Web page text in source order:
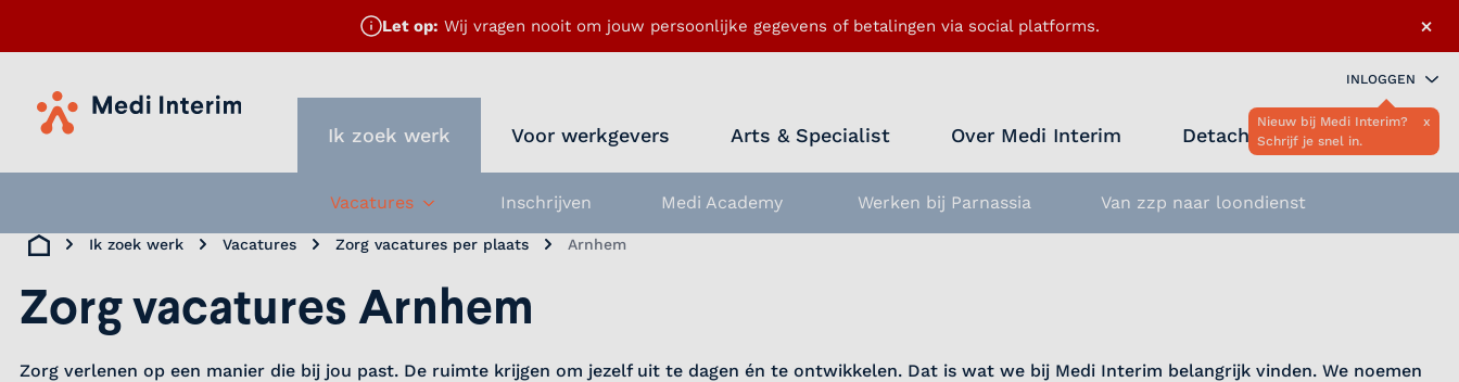
×
Let op: Wij vragen nooit om jouw persoonlijke gegevens of betalingen via social platforms.
Home
INLOGGEN
Nieuw bij Medi Interim?
Schrijf je snel in.
x
Ik zoek werk Voor werkgevers Arts & Specialist Over Medi Interim Detacheren Zoeken
Vacatures
Inschrijven Medi Academy Werken bij Parnassia Van zzp naar loondienst
Home
Ik zoek werk Vacatures Zorg vacatures per plaats Arnhem
Zorg vacatures Arnhem
Zorg verlenen op een manier die bij jou past. De ruimte krijgen om jezelf uit te dagen én te ontwikkelen. Dat is wat we bij Medi Interim belangrijk vinden. We noemen